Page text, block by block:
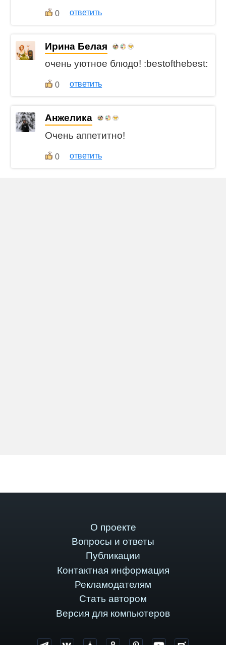
0 ответить
Ирина Белая
очень уютное блюдо! :bestofthebest:
0 ответить
Анжелика
Очень аппетитно!
0 ответить
О проекте
Вопросы и ответы
Публикации
Контактная информация
Рекламодателям
Стать автором
Версия для компьютеров